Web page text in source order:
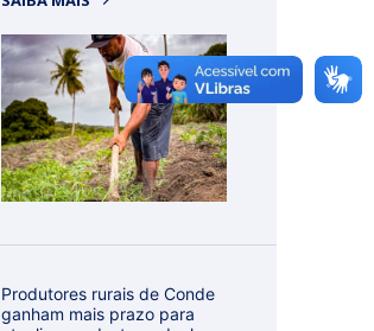
Produtores rurais de Conde
ganham mais prazo para